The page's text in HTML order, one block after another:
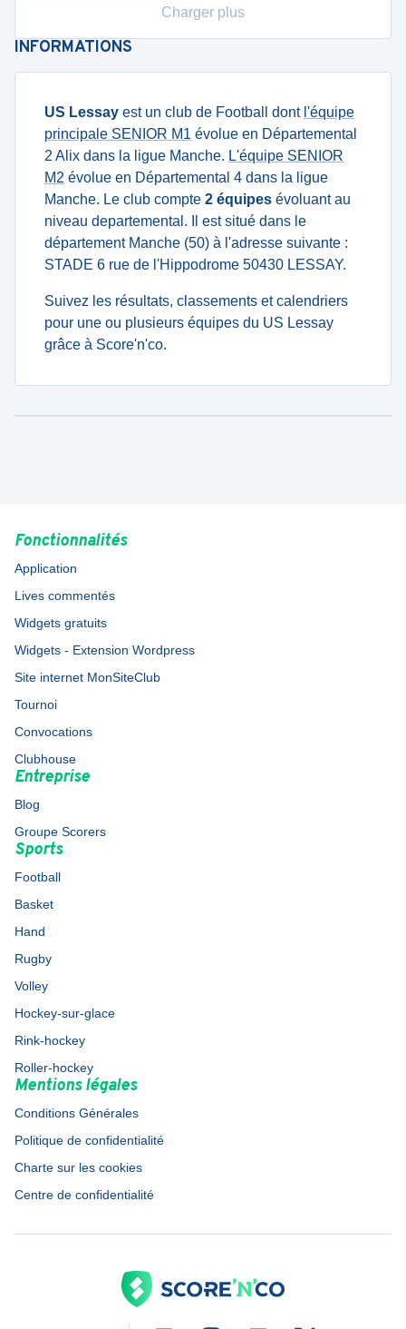
Charger plus
INFORMATIONS
US Lessay est un club de Football dont l'équipe
principale SENIOR M1 évolue en Départemental
2 Alix dans la ligue Manche. L'équipe SENIOR
M2 évolue en Départemental 4 dans la ligue
Manche. Le club compte 2 équipes évoluant au
niveau departemental. Il est situé dans le
département Manche (50) à l'adresse suivante :
STADE 6 rue de l'Hippodrome 50430 LESSAY.
Suivez les résultats, classements et calendriers
pour une ou plusieurs équipes du US Lessay
grâce à Score'n'co.
Fonctionnalités
Application
Lives commentés
Widgets gratuits
Widgets - Extension Wordpress
Site internet MonSiteClub
Tournoi
Convocations
Clubhouse
Entreprise
Blog
Groupe Scorers
Sports
Football
Basket
Hand
Rugby
Volley
Hockey-sur-glace
Rink-hockey
Roller-hockey
Mentions légales
Conditions Générales
Politique de confidentialité
Charte sur les cookies
Centre de confidentialité